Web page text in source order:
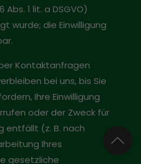
Abs. 1 lit. a DSGVO)
wurde; die Einwilligung
Kontaktanfragen
bei uns, bis Sie
Ihre Einwilligung
oder der Zweck für
entfällt (z. B. nach
Ihres
gesetzliche